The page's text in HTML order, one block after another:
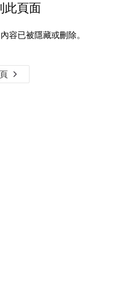
此頁面
容已被隱藏或刪除。